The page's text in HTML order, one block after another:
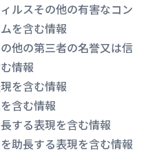
ルスその他の有害なコン
を含む情報
他の第三者の名誉又は信
情報
を含む情報
含む情報
する表現を含む情報
助長する表現を含む情報